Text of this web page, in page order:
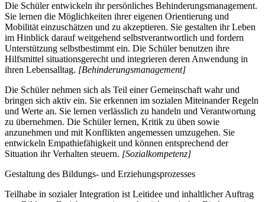
Die Schüler entwickeln ihr persönliches Behinderungsmanagement.
Sie lernen die Möglichkeiten ihrer eigenen Orientierung und
Mobilität einzuschätzen und zu akzeptieren. Sie gestalten ihr Leben
im Hinblick darauf weitgehend selbstverantwortlich und fordern
Unterstützung selbstbestimmt ein. Die Schüler benutzen ihre
Hilfsmittel situationsgerecht und integrieren deren Anwendung in
ihren Lebensalltag. [Behinderungsmanagement]
Die Schüler nehmen sich als Teil einer Gemeinschaft wahr und
bringen sich aktiv ein. Sie erkennen im sozialen Miteinander Regeln
und Werte an. Sie lernen verlässlich zu handeln und Verantwortung
zu übernehmen. Die Schüler lernen, Kritik zu üben sowie
anzunehmen und mit Konflikten angemessen umzugehen. Sie
entwickeln Empathiefähigkeit und können entsprechend der
Situation ihr Verhalten steuern. [Sozialkompetenz]
Gestaltung des Bildungs- und Erziehungsprozesses
Teilhabe in sozialer Integration ist Leitidee und inhaltlicher Auftrag